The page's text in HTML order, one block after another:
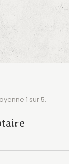
1 sur 5.